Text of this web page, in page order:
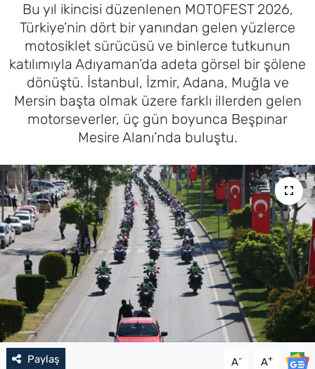
Bu yıl ikincisi düzenlenen MOTOFEST 2026,
Türkiye’nin dört bir yanından gelen yüzlerce
motosiklet sürücüsü ve binlerce tutkunun
katılımıyla Adıyaman’da adeta görsel bir şölene
dönüştü. İstanbul, İzmir, Adana, Muğla ve
Mersin başta olmak üzere farklı illerden gelen
motorseverler, üç gün boyunca Beşpınar
Mesire Alanı’nda buluştu.
Paylaş A- A+